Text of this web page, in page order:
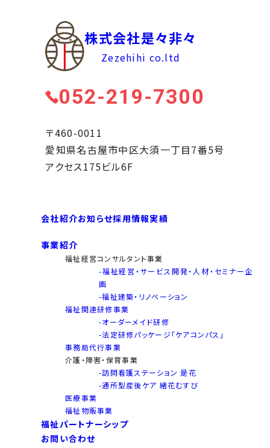
株式会社是々非々
Zezehihi co.ltd
052-219-7300
〒460-0011
愛知県名古屋市中区大須一丁目7番5号
アクセス175ビル6F
会社紹介お知らせ採用情報実績
事業紹介
福祉経営コンサルタント事業
-福祉経営・サービス開発・人材・セミナー企
画
-福祉建築・リノベーション
福祉関連研修事業
-オーダーメイド研修
-法定研修パッケージ「ケアコンパス」
事務局代行事業
介護・障害・保育事業
-訪問看護ステーション 是花
-通所型産後ケア 緒花むすび
医療事業
福祉物販事業
福祉パートナーシップ
お問い合わせ